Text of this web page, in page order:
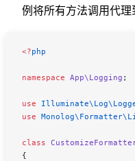
例将所有方法调用代理
<?php
namespace App\Logging ;
use Illuminate\Log\
use Monolog\Formatter\
class
{